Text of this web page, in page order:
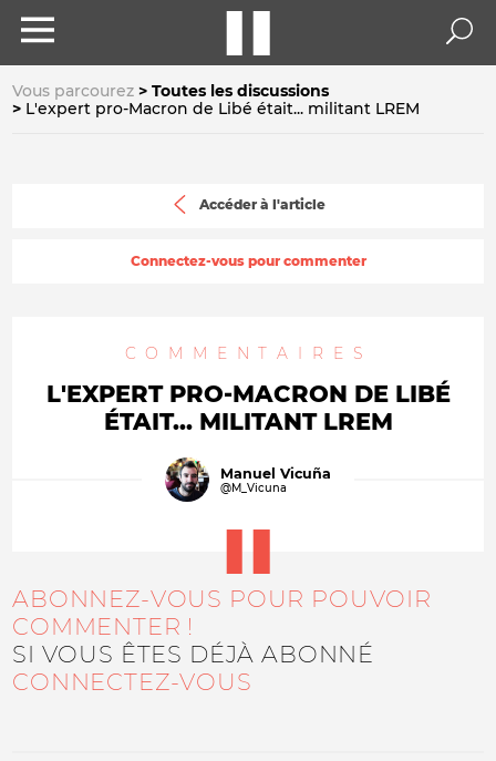
Vous parcourez
Toutes les discussions
L'expert pro-Macron de Libé était... militant LREM
Accéder à l'article
Connectez-vous pour commenter
COMMENTAIRES
L'EXPERT PRO-MACRON DE LIBÉ
ÉTAIT... MILITANT LREM
Manuel Vicuña
@M_Vicuna
ABONNEZ-VOUS POUR POUVOIR
COMMENTER !
SI VOUS ÊTES DÉJÀ ABONNÉ
CONNECTEZ-VOUS